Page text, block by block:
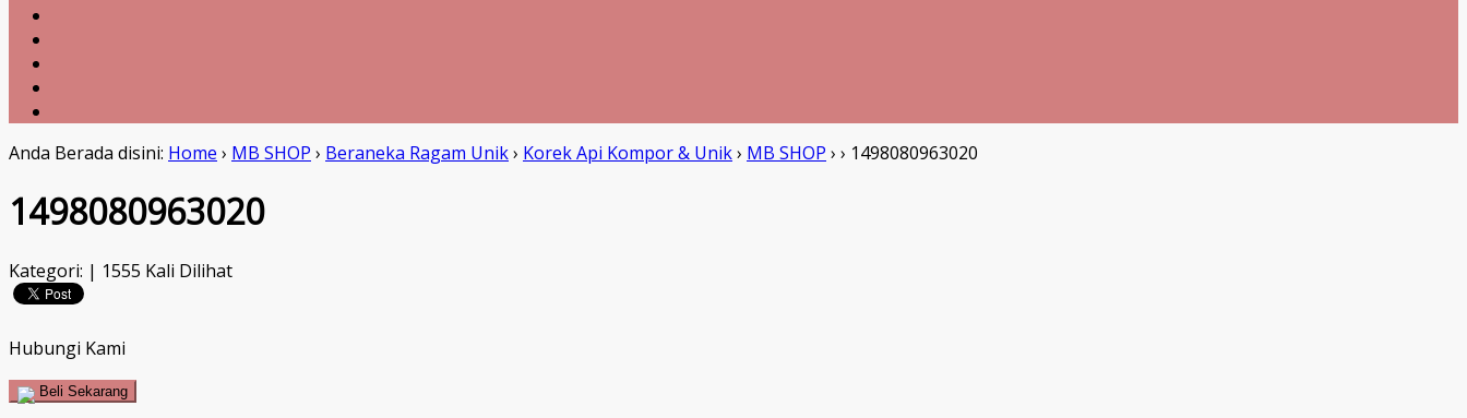
Anda Berada disini: Home › MB SHOP › Beraneka Ragam Unik› Korek Api Kompor & Unik› MB SHOP › › 1498080963020
1498080963020
Kategori: | 1555 Kali Dilihat
Hubungi Kami
Beli Sekarang